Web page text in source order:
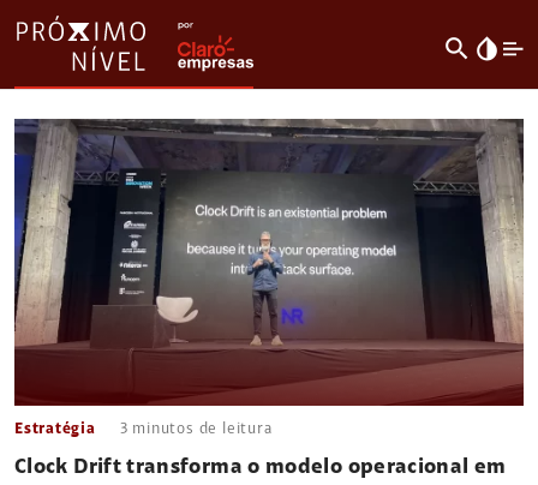
search invert_colors
Estratégia 3 minutos de leitura
Clock Drift transforma o modelo operacional em